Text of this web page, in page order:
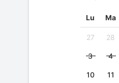
Lu Ma
27 28
3 4
10 11